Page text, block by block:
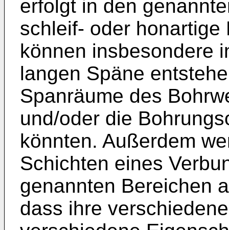
erfolgt in den
schleif- oder
können insbesondere
langen Späne
Spanräume des
und/oder die
könnten. Außerdem
Schichten eines
genannten Bereichen
dass ihre